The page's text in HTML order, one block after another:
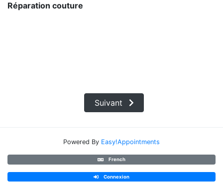
Réparation couture
Suivant
Powered By Easy!Appointments
French
Connexion